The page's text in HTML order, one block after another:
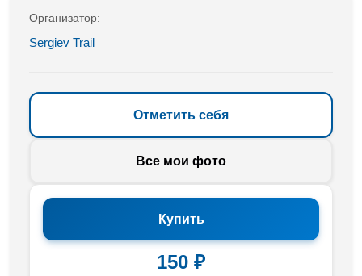
Организатор:
Sergiev Trail
Отметить себя
Все мои фото
Купить
150 ₽